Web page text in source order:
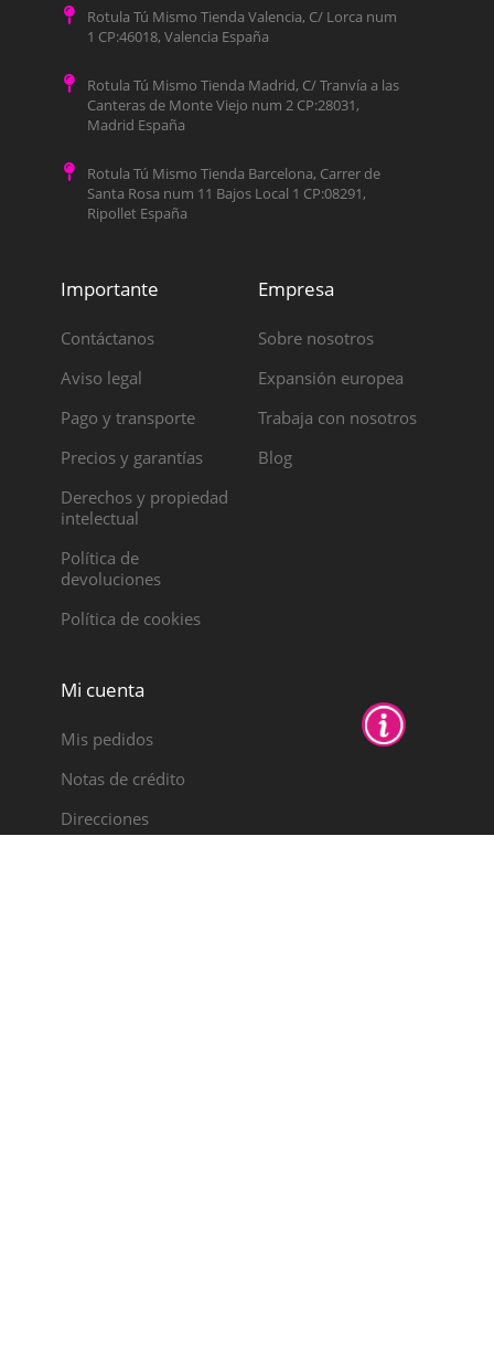
Rotula Tú Mismo Tienda Valencia, C/ Lorca num
1 CP:46018, Valencia España
Rotula Tú Mismo Tienda Madrid, C/ Tranvía a las
Canteras de Monte Viejo num 2 CP:28031,
Madrid España
Rotula Tú Mismo Tienda Barcelona, Carrer de
Santa Rosa num 11 Bajos Local 1 CP:08291,
Ripollet España
Importante
Contáctanos
Aviso legal
Pago y transporte
Precios y garantías
Derechos y propiedad
intelectual
Política de
devoluciones
Política de cookies
Empresa
Sobre nosotros
Expansión europea
Trabaja con nosotros
Blog
Mi cuenta
Mis pedidos
Notas de crédito
Direcciones